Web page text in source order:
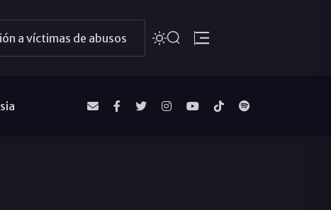
a víctimas de abusos